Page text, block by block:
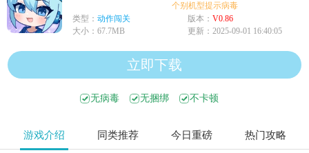
个别机型提示病毒、木马、危险，均为
类型： 动作闯关 版本： V0.86
大小： 67.7MB 更新： 2025-09-01 16:40:05
立即下载
无病毒 无捆绑 不卡顿
游戏介绍 同类推荐 今日重磅 热门攻略